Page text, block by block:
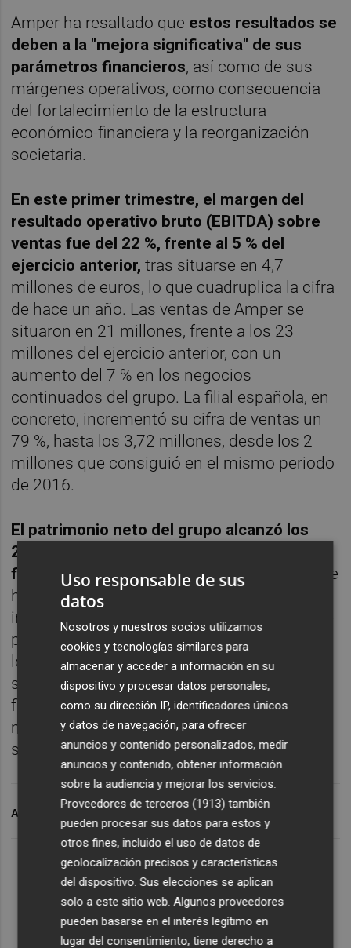
Amper ha resaltado que estos resultados se
deben a la "mejora significativa" de sus
parámetros financieros, así como de sus
márgenes operativos, como consecuencia
del fortalecimiento de la estructura
económico-financiera y la reorganización
societaria.
En este primer trimestre, el margen del
resultado operativo bruto (EBITDA) sobre
ventas fue del 22 %, frente al 5 % del
ejercicio anterior, tras situarse en 4,7
millones de euros, lo que cuadruplica la cifra
de hace un año. Las ventas de Amper se
situaron en 21 millones, frente a los 23
millones del ejercicio anterior, con un
aumento del 7 % en los negocios
continuados del grupo. La filial española, en
concreto, incrementó su cifra de ventas un
79 %, hasta los 3,72 millones, desde los 2
millones que consiguió en el mismo periodo
de 2016.
El patrimonio neto del grupo alcanzó los
29,1 millones, frente a los 24,3 millones de
finales del año pasadoy los 13,4 millones de
hace doce meses, por lo que se ha
incrementado en más de 15 millones en ese
periodo debido a la "evolución positiva" de
los negocios y a las operaciones realizadas,
según la compañía. Además, la deuda
financiera neta se ha reducido de 42,8 a 8,6
millones en términos interanuales, lo que
supone una disminución de 34,2 millones.
ARCHIVADO EN
Uso responsable de sus
datos
Nosotros y nuestros socios utilizamos
cookies y tecnologías similares para
almacenar y acceder a información en su
dispositivo y procesar datos personales,
como su dirección IP, identificadores únicos
y datos de navegación, para ofrecer
anuncios y contenido personalizados, medir
anuncios y contenido, obtener información
sobre la audiencia y mejorar los servicios.
Proveedores de terceros (1913) también
pueden procesar sus datos para estos y
otros fines, incluido el uso de datos de
geolocalización precisos y características
del dispositivo. Sus elecciones se aplican
solo a este sitio web. Algunos proveedores
pueden basarse en el interés legítimo en
lugar del consentimiento; tiene derecho a